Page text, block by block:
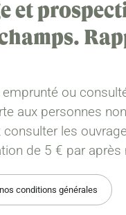
et
ou
aux personnes
les
de 5 € par après
conditions générales